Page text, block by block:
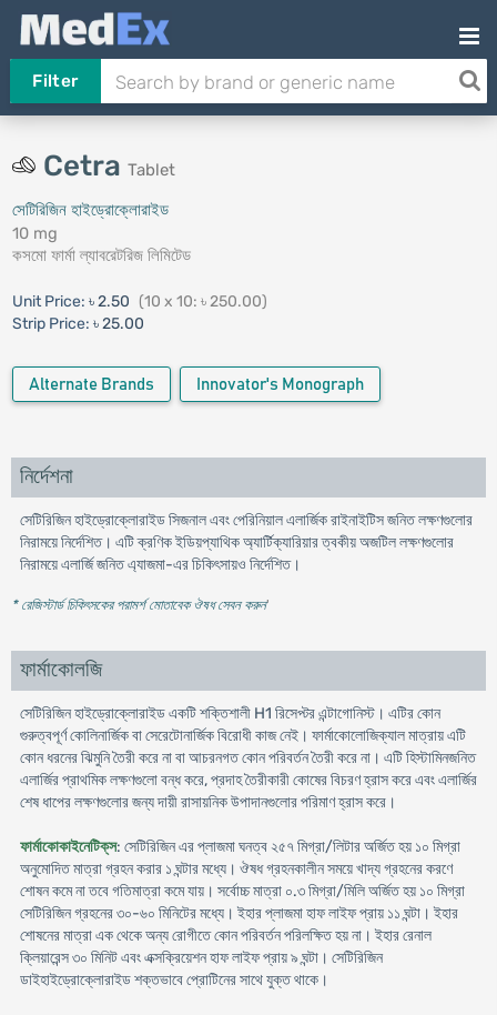
Filter
Cetra Tablet
সেটিরিজিন হাইড্রোক্লোরাইড
10 mg
কসমো ফার্মা ল্যাবরেটরিজ লিমিটেড
Unit Price: ৳ 2.50 (10 x 10: ৳ 250.00)
Strip Price: ৳ 25.00
Alternate Brands Innovator's Monograph
নির্দেশনা
সেটিরিজিন হাইড্রোক্লোরাইড সিজনাল এবং পেরিনিয়াল এলার্জিক রাইনাইটিস জনিত লক্ষণগুলোর
নিরাময়ে নির্দেশিত। এটি ক্রণিক ইডিয়প্যাথিক অ্যার্টিক্যারিয়ার ত্বকীয় অজটিল লক্ষণগুলোর
নিরাময়ে এলার্জি জনিত এ্যাজমা-এর চিকিৎসায়ও নির্দেশিত।
* রেজিস্টার্ড চিকিৎসকের পরামর্শ মোতাবেক ঔষধ সেবন করুন'
ফার্মাকোলজি
সেটিরিজিন হাইড্রোক্লোরাইড একটি শক্তিশালী H1 রিসেপ্টর এন্টাগোনিস্ট। এটির কোন
গুরুত্বপূর্ণ কোলিনার্জিক বা সেরেটোনার্জিক বিরোধী কাজ নেই। ফার্মাকোলোজিক্যাল মাত্রায় এটি
কোন ধরনের ঝিমুনি তৈরী করে না বা আচরনগত কোন পরিবর্তন তৈরী করে না। এটি হিস্টামিনজনিত
এলার্জির প্রাথমিক লক্ষণগুলো বন্ধ করে, প্রদাহ তৈরীকারী কোষের বিচরণ হ্রাস করে এবং এলার্জির
শেষ ধাপের লক্ষণগুলোর জন্য দায়ী রাসায়নিক উপাদানগুলোর পরিমাণ হ্রাস করে।
ফার্মাকোকাইনেটিক্‌স: সেটিরিজিন এর প্লাজমা ঘনত্ব ২৫৭ মিগ্রা/লিটার অর্জিত হয় ১০ মিগ্রা
অনুমোদিত মাত্রা গ্রহন করার ১ ঘন্টার মধ্যে। ঔষধ গ্রহনকালীন সময়ে খাদ্য গ্রহনের করণে
শোষন কমে না তবে গতিমাত্রা কমে যায়। সর্বোচ্চ মাত্রা ০.৩ মিগ্রা/মিলি অর্জিত হয় ১০ মিগ্রা
সেটিরিজিন গ্রহনের ৩০-৬০ মিনিটের মধ্যে। ইহার প্লাজমা হাফ লাইফ প্রায় ১১ ঘন্টা। ইহার
শোষনের মাত্রা এক থেকে অন্য রোগীতে কোন পরিবর্তন পরিলক্ষিত হয় না। ইহার রেনাল
ক্লিয়ারেন্স ৩০ মিনিট এবং এক্সক্রিয়েশন হাফ লাইফ প্রায় ৯ ঘন্টা। সেটিরিজিন
ডাইহাইড্রোক্লোরাইড শক্তভাবে প্রোটিনের সাথে যুক্ত থাকে।